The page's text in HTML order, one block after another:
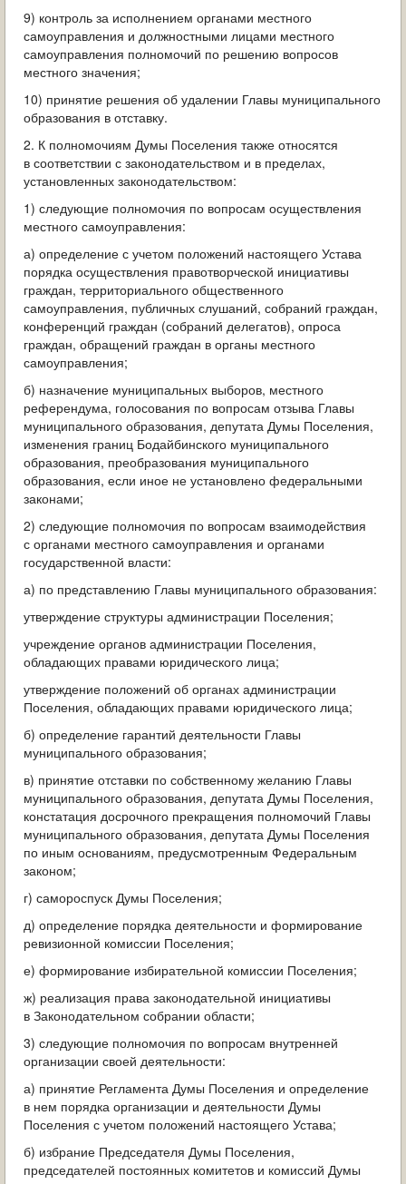
9) контроль за исполнением органами местного
самоуправления и должностными лицами местного
самоуправления полномочий по решению вопросов
местного значения;
10) принятие решения об удалении Главы муниципального
образования в отставку.
2. К полномочиям Думы Поселения также относятся
в соответствии с законодательством и в пределах,
установленных законодательством:
1) следующие полномочия по вопросам осуществления
местного самоуправления:
а) определение с учетом положений настоящего Устава
порядка осуществления правотворческой инициативы
граждан, территориального общественного
самоуправления, публичных слушаний, собраний граждан,
конференций граждан (собраний делегатов), опроса
граждан, обращений граждан в органы местного
самоуправления;
б) назначение муниципальных выборов, местного
референдума, голосования по вопросам отзыва Главы
муниципального образования, депутата Думы Поселения,
изменения границ Бодайбинского муниципального
образования, преобразования муниципального
образования, если иное не установлено федеральными
законами;
2) следующие полномочия по вопросам взаимодействия
с органами местного самоуправления и органами
государственной власти:
а) по представлению Главы муниципального образования:
утверждение структуры администрации Поселения;
учреждение органов администрации Поселения,
обладающих правами юридического лица;
утверждение положений об органах администрации
Поселения, обладающих правами юридического лица;
б) определение гарантий деятельности Главы
муниципального образования;
в) принятие отставки по собственному желанию Главы
муниципального образования, депутата Думы Поселения,
констатация досрочного прекращения полномочий Главы
муниципального образования, депутата Думы Поселения
по иным основаниям, предусмотренным Федеральным
законом;
г) самороспуск Думы Поселения;
д) определение порядка деятельности и формирование
ревизионной комиссии Поселения;
е) формирование избирательной комиссии Поселения;
ж) реализация права законодательной инициативы
в Законодательном собрании области;
3) следующие полномочия по вопросам внутренней
организации своей деятельности:
а) принятие Регламента Думы Поселения и определение
в нем порядка организации и деятельности Думы
Поселения с учетом положений настоящего Устава;
б) избрание Председателя Думы Поселения,
председателей постоянных комитетов и комиссий Думы